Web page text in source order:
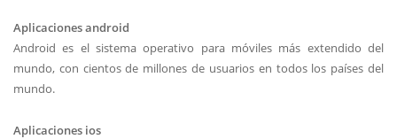
Aplicaciones android
Android es el sistema operativo para móviles más extendido del
mundo, con cientos de millones de usuarios en todos los países del
mundo.
Aplicaciones ios